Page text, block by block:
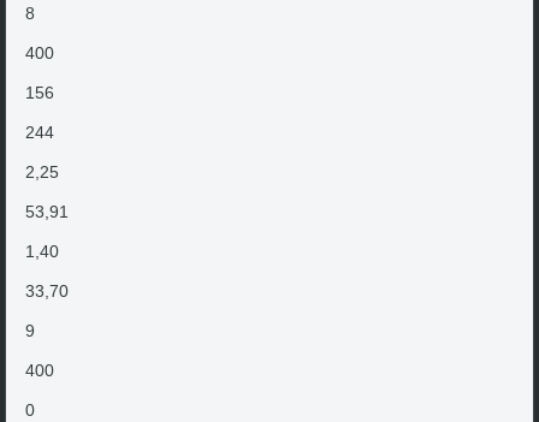
8
400
156
244
2,25
53,91
1,40
33,70
9
400
0